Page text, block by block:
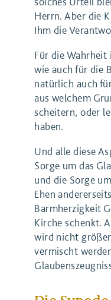
Herrn. Aber die
Ihm die
Für die Wahrheit
wie auch für die
natürlich auch
aus welchem
scheitern, oder
haben.
Und alle diese
Sorge um das
und die Sorge
Ehen
Barmherzigkeit
Kirche schenkt.
wird nicht
vermischt